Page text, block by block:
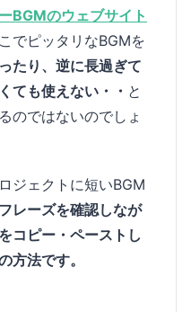
BGMのウェブサイト
でピッタリなBGMを
たり、逆に長過ぎて
ても使えない・・ と
のではないのでしょ
ジェクトに短いBGM
レーズを確認しなが
コピー・ペーストし
方法です。